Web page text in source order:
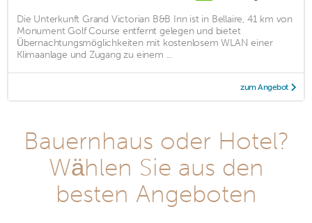
Die Unterkunft Grand Victorian B&B Inn ist in Bellaire, 41 km von
Monument Golf Course entfernt gelegen und bietet
Übernachtungsmöglichkeiten mit kostenlosem WLAN einer
Klimaanlage und Zugang zu einem ...
zum Angebot
Bauernhaus oder Hotel?
Wählen Sie aus den
besten Angeboten